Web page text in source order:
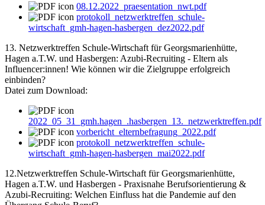
08.12.2022_praesentation_nwt.pdf
protokoll_netzwerktreffen_schule-
wirtschaft_gmh-hagen-hasbergen_dez2022.pdf
13. Netzwerktreffen Schule-Wirtschaft für Georgsmarienhütte,
Hagen a.T.W. und Hasbergen: Azubi-Recruiting - Eltern als
Influencer:innen! Wie können wir die Zielgruppe erfolgreich
einbinden?
Datei zum Download:
2022_05_31_gmh.hagen_.hasbergen_13._netzwerktreffen.pdf
vorbericht_elternbefragung_2022.pdf
protokoll_netzwerktreffen_schule-
wirtschaft_gmh-hagen-hasbergen_mai2022.pdf
12.Netzwerktreffen Schule-Wirtschaft für Georgsmarienhütte,
Hagen a.T.W. und Hasbergen - Praxisnahe Berufsorientierung &
Azubi-Recruiting: Welchen Einfluss hat die Pandemie auf den